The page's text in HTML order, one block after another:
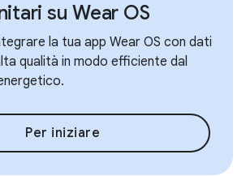
su Wear OS
la tua app Wear OS con dati
qualità in modo efficiente dal
Per iniziare